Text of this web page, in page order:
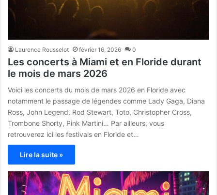
Laurence Rousselot février 16, 2026 0
Les concerts à Miami et en Floride durant
le mois de mars 2026
Voici les concerts du mois de mars 2026 en Floride avec
notamment le passage de légendes comme Lady Gaga, Diana
Ross, John Legend, Rod Stewart, Toto, Christopher Cross,
Trombone Shorty, Pink Martini… Par ailleurs, vous
retrouverez ici les festivals en Floride et…
Lire la suite »